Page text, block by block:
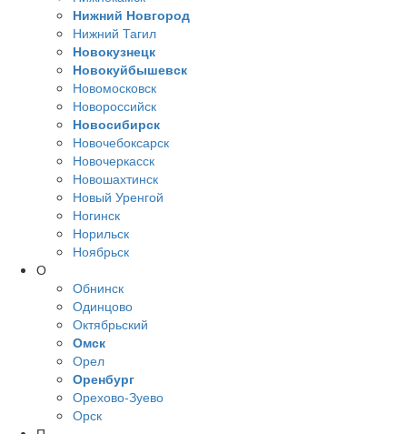
Нижний Новгород
Нижний Тагил
Новокузнецк
Новокуйбышевск
Новомосковск
Новороссийск
Новосибирск
Новочебоксарск
Новочеркасск
Новошахтинск
Новый Уренгой
Ногинск
Норильск
Ноябрьск
О
Обнинск
Одинцово
Октябрьский
Омск
Орел
Оренбург
Орехово-Зуево
Орск